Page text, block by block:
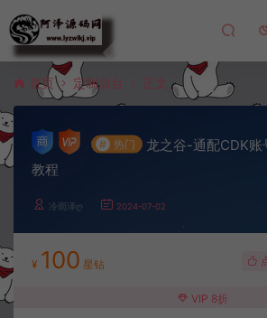
首页 定制后台 正文
# 热门
龙之谷-通配CDK
教程
冷雨泽ღ 2024-07-02
¥ 100 星钻
VIP 8折